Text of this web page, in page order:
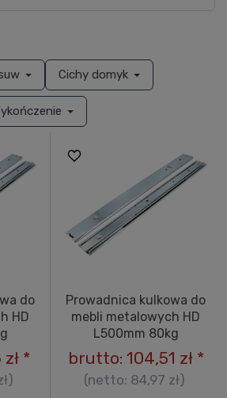
Cichy domyk
do
HD
*
)
Prowadnica kulkowa do
mebli metalowych HD
L500mm 80kg
brutto: 104,51 zł*
(netto: 84,97 zł)